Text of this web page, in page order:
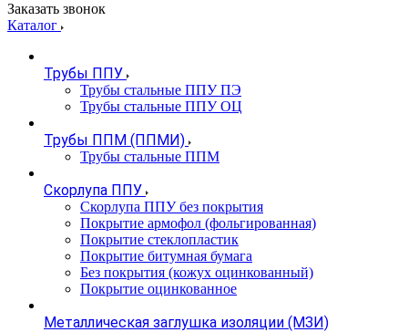
Заказать звонок
Каталог
Трубы ППУ
Трубы стальные ППУ ПЭ
Трубы стальные ППУ ОЦ
Трубы ППМ (ППМИ)
Трубы стальные ППМ
Скорлупа ППУ
Скорлупа ППУ без покрытия
Покрытие армофол (фольгированная)
Покрытие стеклопластик
Покрытие битумная бумага
Без покрытия (кожух оцинкованный)
Покрытие оцинкованное
Металлическая заглушка изоляции (МЗИ)